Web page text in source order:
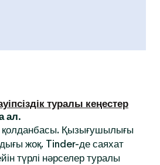
туралы кеңестер
ал.
Қызығушылығы
жоқ. Tinder-де саяхат
түрлі нәрселер туралы